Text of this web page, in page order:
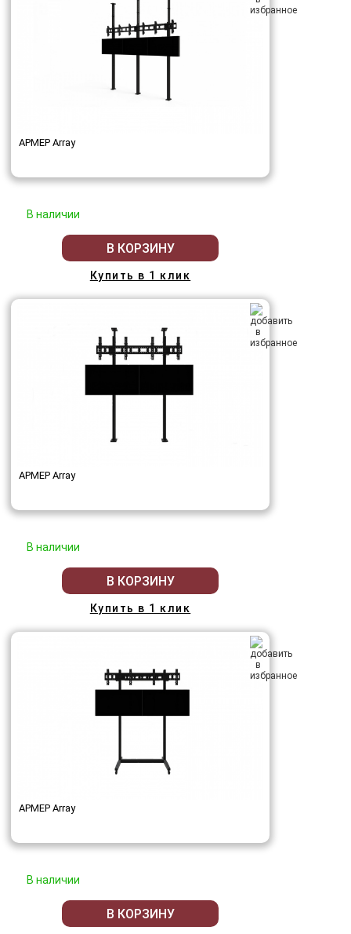
АРМЕР Array
В наличии
В КОРЗИНУ
Купить в 1 клик
АРМЕР Array
В наличии
В КОРЗИНУ
Купить в 1 клик
АРМЕР Array
В наличии
В КОРЗИНУ